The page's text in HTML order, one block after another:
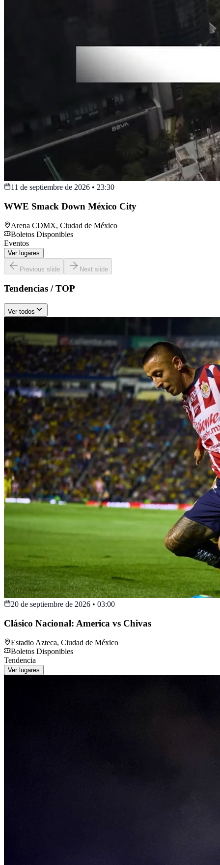
11 de septiembre de 2026 • 23:30
WWE Smack Down México City
Arena CDMX, Ciudad de México
Boletos Disponibles
Eventos
Ver lugares
Previous slide Next slide
Tendencias / TOP
Ver todos
20 de septiembre de 2026 • 03:00
Clásico Nacional: America vs Chivas
Estadio Azteca, Ciudad de México
Boletos Disponibles
Tendencia
Ver lugares